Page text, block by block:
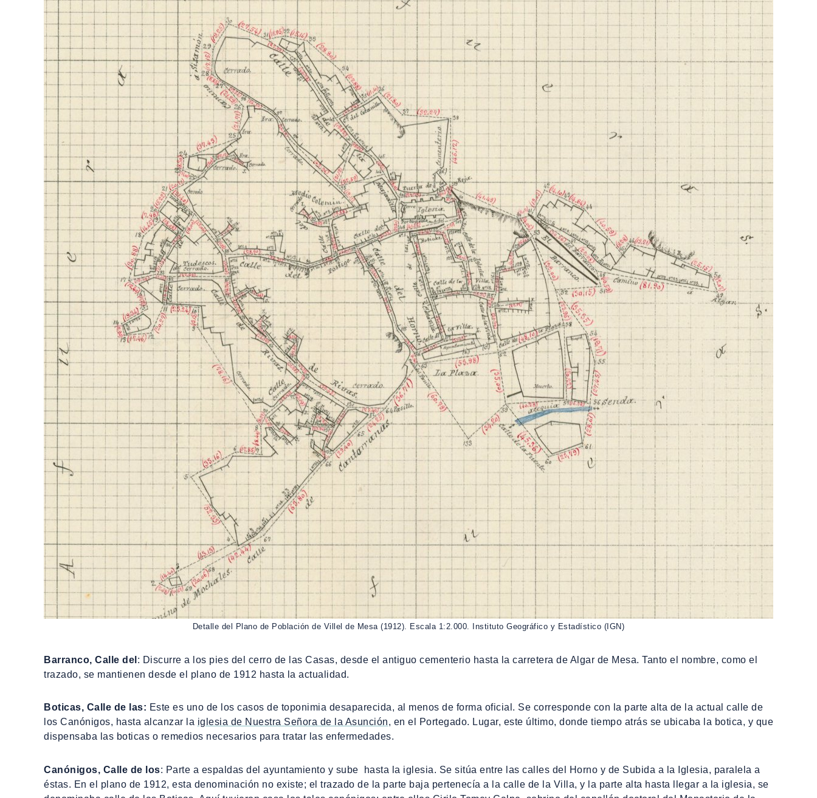
Detalle del Plano de Población de Villel de Mesa (1912). Escala 1:2.000. Instituto Geográfico y Estadístico (IGN)
Barranco, Calle del : Discurre a los pies del cerro de las Casas, desde el antiguo cementerio hasta la carretera de Algar de Mesa. Tanto el nombre, como el
trazado, se mantienen desde el plano de 1912 hasta la actualidad.
Boticas, Calle de las: Este es uno de los casos de toponimia desaparecida, al menos de forma oficial. Se corresponde con la parte alta de la actual calle de
los Canónigos, hasta alcanzar la iglesia de Nuestra Señora de la Asunción, en el Portegado. Lugar, este último, donde tiempo atrás se ubicaba la botica, y que
dispensaba las boticas o remedios necesarios para tratar las enfermedades.
Canónigos, Calle de los: Parte a espaldas del ayuntamiento y sube hasta la iglesia. Se sitúa entre las calles del Horno y de Subida a la Iglesia, paralela a
éstas. En el plano de 1912, esta denominación no existe; el trazado de la parte baja pertenecía a la calle de la Villa, y la parte alta hasta llegar a la iglesia, se